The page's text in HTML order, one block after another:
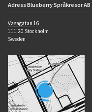
Adress Blueberry Språkresor AB
Vasagatan 16
111 20 Stockholm
Sweden